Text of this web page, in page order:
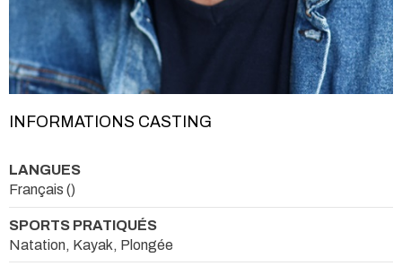
INFORMATIONS CASTING
LANGUES
Français ()
SPORTS PRATIQUÉS
Natation, Kayak, Plongée